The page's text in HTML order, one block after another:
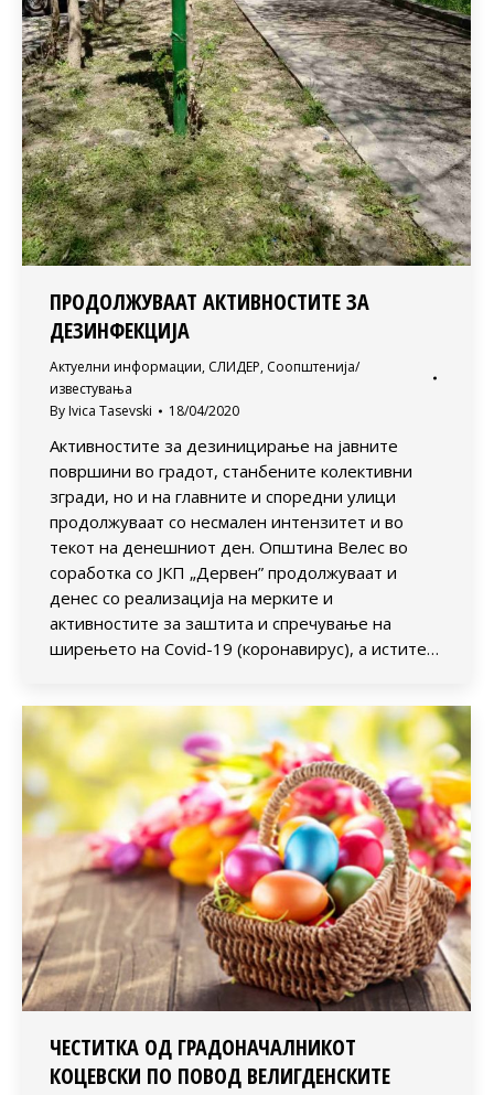
ПРОДОЛЖУВААТ АКТИВНОСТИТЕ ЗА
ДЕЗИНФЕКЦИЈА
Актуелни информации, СЛИДЕР, Соопштенија/
известувања
By Ivica Tasevski 18/04/2020
Активностите за дезиницирање на јавните
површини во градот, станбените колективни
згради, но и на главните и споредни улици
продолжуваат со несмален интензитет и во
текот на денешниот ден. Општина Велес во
соработка со ЈКП „Дервен” продолжуваат и
денес со реализација на мерките и
активностите за заштита и спречување на
ширењето на Covid-19 (коронавирус), а истите…
ЧЕСТИТКА ОД ГРАДОНАЧАЛНИКОТ
КОЦЕВСКИ ПО ПОВОД ВЕЛИГДЕНСКИТЕ